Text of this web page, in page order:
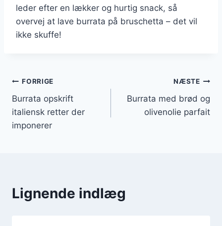
leder efter en lækker og hurtig snack, så
overvej at lave burrata på bruschetta – det vil
ikke skuffe!
Indlægsnavigation
FORRIGE
Burrata opskrift
italiensk retter der
imponerer
NÆSTE
Burrata med brød og
olivenolie parfait
Lignende indlæg